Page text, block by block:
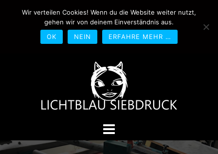
0170-4800361
drucken@lichtblau-
siebdruck.de
Schwedlerstraße 1 - 5 60314
Frankfurt
Wir verteilen Cookies! Wenn du die Website weiter nutzt,
gehen wir von deinem Einverständnis aus.
OK
NEIN ERFAHRE MEHR …